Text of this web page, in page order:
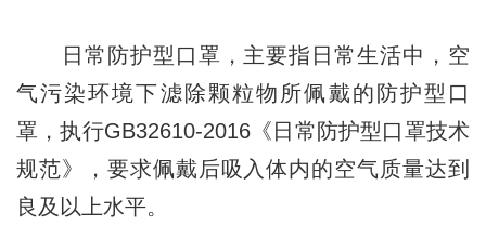
日常防护型口罩，主要指日常生活中，空
气污染环境下滤除颗粒物所佩戴的防护型口
罩，执行GB32610-2016《日常防护型口罩技术
规范》，要求佩戴后吸入体内的空气质量达到
良及以上水平。